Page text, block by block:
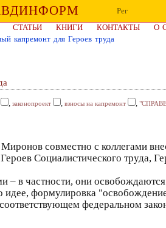
Рег
СТАТЬИ КНИГИ КОНТАКТЫ
О
капремонт для Героев труда
, законопроект , взносы на капремонт ,
совместно с коллегами
Социалистического труда,
– в частности, они
формулировка
федеральном